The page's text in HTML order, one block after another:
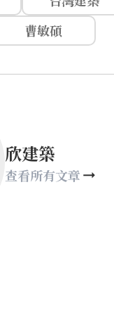
曹敏碩
欣建築
查看所有文章